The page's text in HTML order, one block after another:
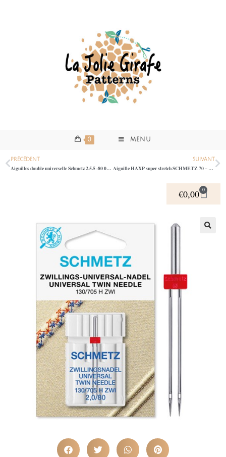
0 MENU
PRÉCÉDENT
Aiguilles double universelle Schmetz 2.5.5 -80 0135
SUIVANT
Aiguille HAXP super stretch SCHMETZ 70 – 0145
€0,00 0